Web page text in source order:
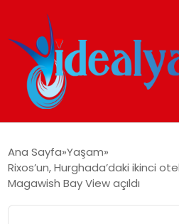
GÜNDEM
Ana Sayfa Yaşam
Rixos’un, Hurghada’daki ikinci
Magawish Bay View açıldı